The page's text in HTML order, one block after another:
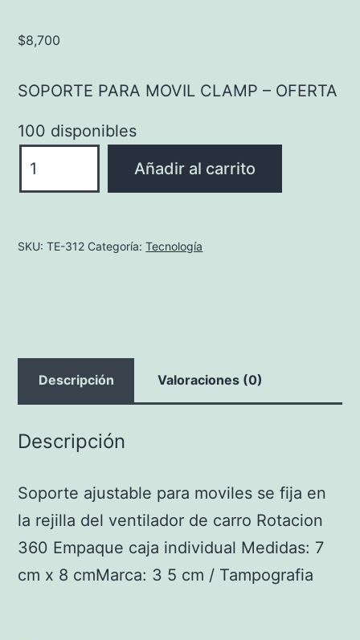
$8,700
SOPORTE PARA MOVIL CLAMP – OFERTA
100 disponibles
PARA
-
Añadir al carrito
SKU:TE-312 Categoría:Tecnología
Descripción Valoraciones (0)
Descripción
Soporte ajustable para moviles se fija en
la rejilla del ventilador de carro Rotacion
360 Empaque caja individual Medidas: 7
cm x 8 cmMarca: 3 5 cm / Tampografia